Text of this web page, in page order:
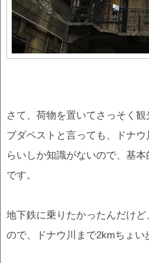
さて、荷物を置いてさっそく観
ブダペストと言っても、ドナウ
らいしか知識がないので、基
です。
地下鉄に乗りたかったんだけ
ので、ドナウ川まで2kmちょ